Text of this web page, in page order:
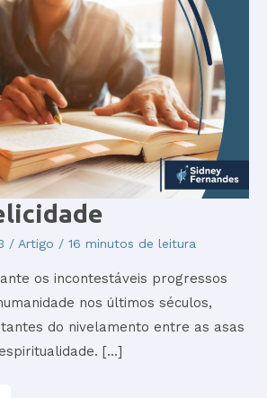
/ Artigo / 16 minutos de leitura
os incontestáveis progressos
nos últimos séculos,
do nivelamento entre as asas
[…]